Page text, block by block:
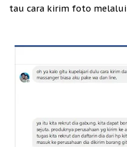
tau cara kirim foto melalui